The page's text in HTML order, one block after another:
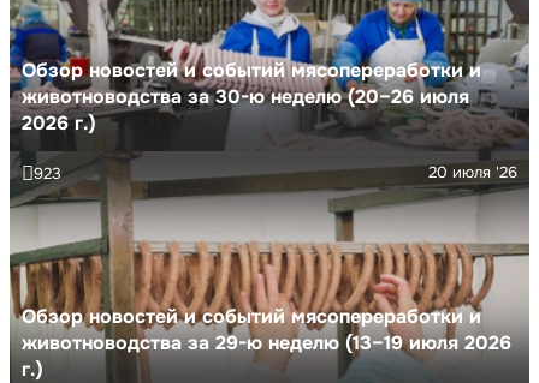
Обзор новостей и событий мясопереработки и
животноводства за 30-ю неделю (20–26 июля
2026 г.)
Обзор новостей и событий мясопереработки и
животноводства за 29-ю неделю (13–19 июля 2026
г.)
20 июля '26
923